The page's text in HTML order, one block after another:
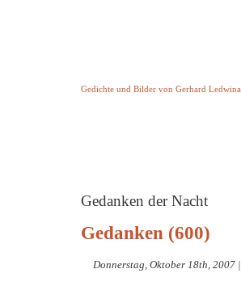
Gedichte und Bilder von Gerhard Ledwina
Gedanken der Nacht
Gedanken (600)
Donnerstag, Oktober 18th, 2007 |